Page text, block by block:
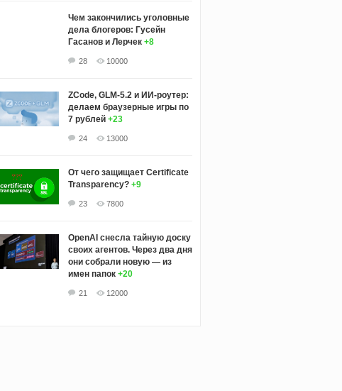
Чем закончились уголовные
дела блогеров: Гусейн
Гасанов и Лерчек +8
28 10000
ZCode, GLM-5.2 и ИИ-роутер:
делаем браузерные игры по
7 рублей +23
24 13000
От чего защищает Certificate
Transparency? +9
23 7800
OpenAI снесла тайную доску
своих агентов. Через два дня
они собрали новую — из
имен папок +20
21 12000